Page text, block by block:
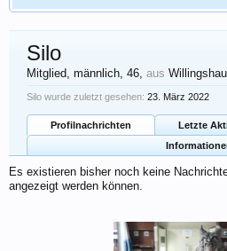
Silo
Mitglied, männlich, 46, aus
Silo wurde zuletzt gesehen: 23. März 2022
Profilnachrichten Letzte
Es existieren bisher noch keine
angezeigt werden können.